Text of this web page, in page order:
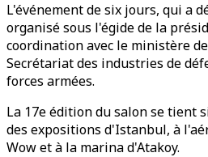
L'événement de six jours, qui a
organisé sous l'égide de la
coordination avec le ministère
Secrétariat des industries de
forces armées.
La 17e édition du salon se tient
des expositions d'Istanbul, à
Wow et à la marina d'Atakoy.